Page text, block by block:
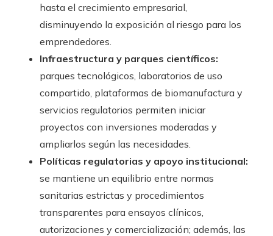
hasta el crecimiento empresarial,
disminuyendo la exposición al riesgo para los
emprendedores.
Infraestructura y parques científicos:
parques tecnológicos, laboratorios de uso
compartido, plataformas de biomanufactura y
servicios regulatorios permiten iniciar
proyectos con inversiones moderadas y
ampliarlos según las necesidades.
Políticas regulatorias y apoyo institucional:
se mantiene un equilibrio entre normas
sanitarias estrictas y procedimientos
transparentes para ensayos clínicos,
autorizaciones y comercialización; además, las